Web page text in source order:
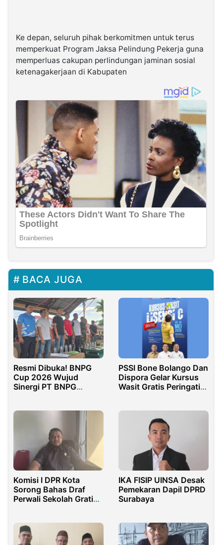
Ke depan, seluruh pihak berkomitmen untuk terus
memperkuat Program Jaksa Pelindung Pekerja guna
memperluas cakupan perlindungan jaminan sosial
ketenagakerjaan di Kabupaten
BACA JUGA
Resmi Dibuka! BNPG
Cup 2026 Wujud
Sinergi PT BNPG
PSSI Bone Bolango Dan
Dispora Gelar Kursus
Wasit Gratis Peringati
Komisi I DPR Kota
Sorong Bahas Draf
Perwali Sekolah Gratis
IKA FISIP UINSA Desak
Pemekaran Dapil DPRD
Surabaya